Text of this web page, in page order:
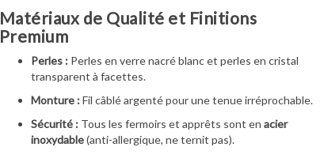
Matériaux de Qualité et Finitions
Premium
Perles :Perles en verre nacré blanc et perles en cristal
transparent à facettes.
Monture :Fil câblé argenté pour une tenue irréprochable.
Sécurité :Tous les fermoirs et apprêts sont en acier
inoxydable(anti-allergique, ne ternit pas).